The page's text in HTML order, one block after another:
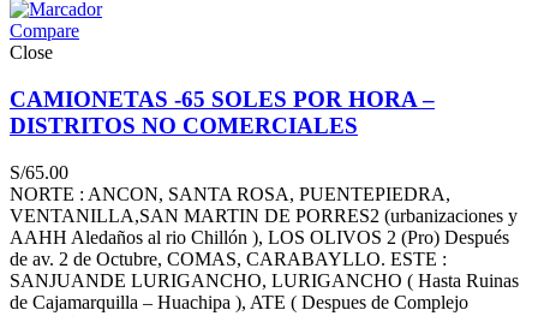
Compare
Close
CAMIONETAS -65 SOLES POR HORA –
DISTRITOS NO COMERCIALES
S/65.00
NORTE : ANCON, SANTA ROSA, PUENTEPIEDRA,
VENTANILLA,SAN MARTIN DE PORRES2 (urbanizaciones y
AAHH Aledaños al rio Chillón ), LOS OLIVOS 2 (Pro) Después
de av. 2 de Octubre, COMAS, CARABAYLLO. ESTE :
SANJUANDE LURIGANCHO, LURIGANCHO ( Hasta Ruinas
de Cajamarquilla – Huachipa ), ATE ( Despues de Complejo